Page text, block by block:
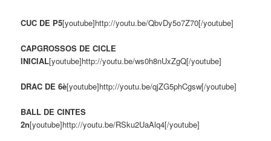
CUC DE P5[youtube]http://youtu.be/QbvDy5o7Z70[/youtube]
CAPGROSSOS DE CICLE
INICIAL[youtube]http://youtu.be/ws0h8nUxZgQ[/youtube]
DRAC DE 6è[youtube]http://youtu.be/qjZG5phCgsw[/youtube]
BALL DE CINTES
2n[youtube]http://youtu.be/RSku2UaAlq4[/youtube]